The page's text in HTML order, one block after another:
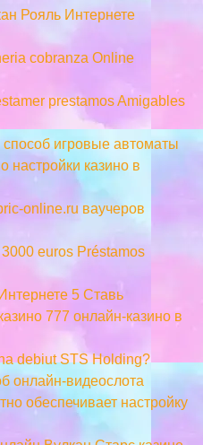
Рояль Интернете
cobranza Online
prestamos Amigables
игровые автоматы
настройки казино в
online.ru ваучеров
euros Préstamos
5 Ставь
777 онлайн-казино в
debiut STS Holding?
онлайн-видеослота
обеспечивает настройку